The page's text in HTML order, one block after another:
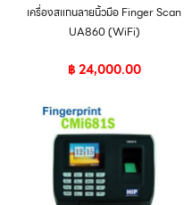
เครื่องสแกนลายนิ้วมือ Finger Scan
UA860 (WiFi)
฿24,000.00